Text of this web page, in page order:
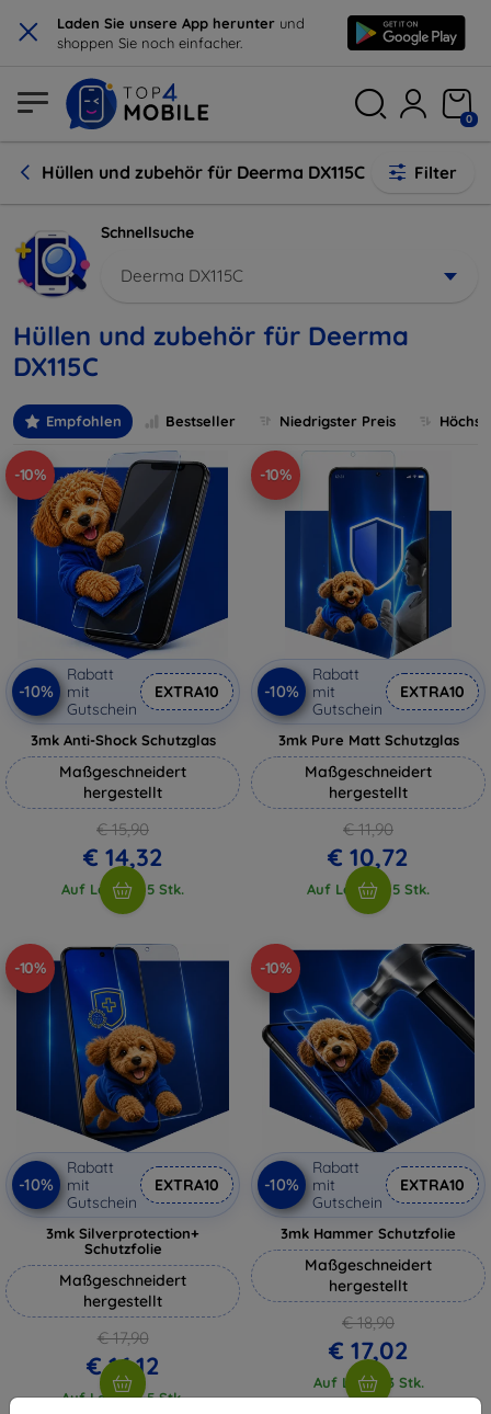
× Laden Sie unsere App herunter und
shoppen Sie noch einfacher.
0
Hüllen und zubehör für Deerma DX115C Filter
Schnellsuche
Deerma DX115C
Hüllen und zubehör für Deerma
DX115C
Empfohlen Bestseller Niedrigster Preis
-10%
-10%
Rabatt
mit
Gutschein
EXTRA10
3mk Anti-Shock Schutzglas
Maßgeschneidert
hergestellt
€ 15,90
€ 14,32
Auf Lager > 5 Stk.
-10%
-10%
Rabatt
mit
Gutschein
EXTRA10
3mk Pure Matt Schutzglas
Maßgeschneidert
hergestellt
€ 11,90
€ 10,72
Auf Lager > 5 Stk.
-10%
-10%
Rabatt
mit
Gutschein
EXTRA10
3mk Silverprotection+
Schutzfolie
Maßgeschneidert
hergestellt
€ 17,90
€ 16,12
Auf Lager > 5 Stk.
-10%
-10%
Rabatt
mit
Gutschein
EXTRA10
3mk Hammer Schutzfolie
Maßgeschneidert
hergestellt
€ 18,90
€ 17,02
Auf Lager 3 Stk.